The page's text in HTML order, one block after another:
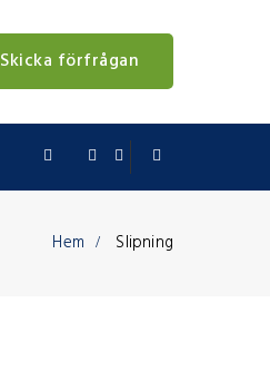
Skicka förfrågan
Hem Slipning